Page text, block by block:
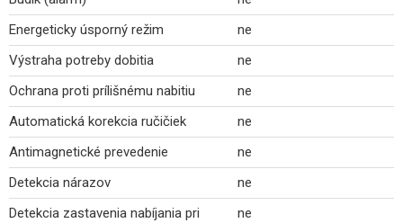
Energeticky úsporný režim
ne
Výstraha potreby dobitia
ne
Ochrana proti prílišnému nabitiu
ne
Automatická korekcia ručičiek
ne
Antimagnetické prevedenie
ne
Detekcia nárazov
ne
Detekcia zastavenia nabíjania pri
ne